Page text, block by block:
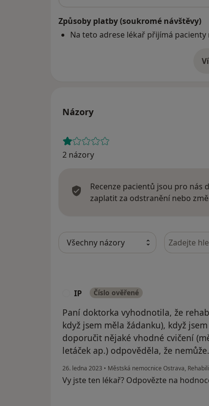
Způsoby platby (soukromé návštěvy)
Na teto adrese lékař přijímá
Názory
2 názory
Recenze pacientů jsou pro nás
zaplatit za odstranění nebo
Hledejte v
IP Číslo ověřené
Paní doktorka vyhodnotila, že
když jsem měla žádanku), když
doporučit nějaké vhodné cvičení
letáček ap.) odpověděla, že nemůže.
26. ledna 2023 • Městská nemocnice Ostrava,
Vy jste ten lékař? Odpovězte na